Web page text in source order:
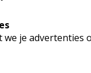
je advertenties